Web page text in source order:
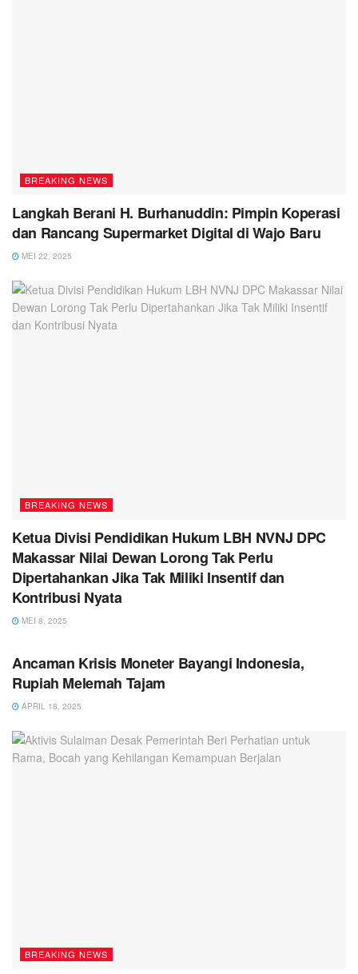
BREAKING NEWS
Langkah Berani H. Burhanuddin: Pimpin Koperasi
dan Rancang Supermarket Digital di Wajo Baru
MEI 22, 2025
BREAKING NEWS
Ketua Divisi Pendidikan Hukum LBH NVNJ DPC
Makassar Nilai Dewan Lorong Tak Perlu
Dipertahankan Jika Tak Miliki Insentif dan
Kontribusi Nyata
MEI 8, 2025
Ancaman Krisis Moneter Bayangi Indonesia,
Rupiah Melemah Tajam
APRIL 18, 2025
BREAKING NEWS